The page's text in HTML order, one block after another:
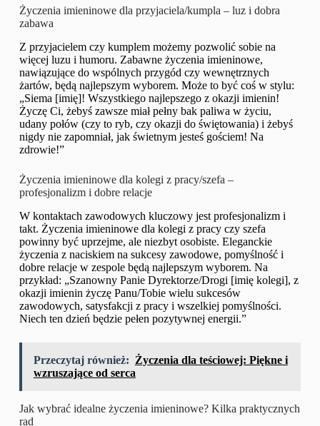
Życzenia imieninowe dla przyjaciela/kumpla – luz i dobra
zabawa
Z przyjacielem czy kumplem możemy pozwolić sobie na
więcej luzu i humoru. Zabawne życzenia imieninowe,
nawiązujące do wspólnych przygód czy wewnętrznych
żartów, będą najlepszym wyborem. Może to być coś w stylu:
„Siema [imię]! Wszystkiego najlepszego z okazji imienin!
Życzę Ci, żebyś zawsze miał pełny bak paliwa w życiu,
udany połów (czy to ryb, czy okazji do świętowania) i żebyś
nigdy nie zapomniał, jak świetnym jesteś gościem! Na
zdrowie!”
Życzenia imieninowe dla kolegi z pracy/szefa –
profesjonalizm i dobre relacje
W kontaktach zawodowych kluczowy jest profesjonalizm i
takt. Życzenia imieninowe dla kolegi z pracy czy szefa
powinny być uprzejme, ale niezbyt osobiste. Eleganckie
życzenia z naciskiem na sukcesy zawodowe, pomyślność i
dobre relacje w zespole będą najlepszym wyborem. Na
przykład: „Szanowny Panie Dyrektorze/Drogi [imię kolegi], z
okazji imienin życzę Panu/Tobie wielu sukcesów
zawodowych, satysfakcji z pracy i wszelkiej pomyślności.
Niech ten dzień będzie pełen pozytywnej energii.”
Przeczytaj również: Życzenia dla teściowej: Piękne i
wzruszające od serca
Jak wybrać idealne życzenia imieninowe? Kilka praktycznych
rad